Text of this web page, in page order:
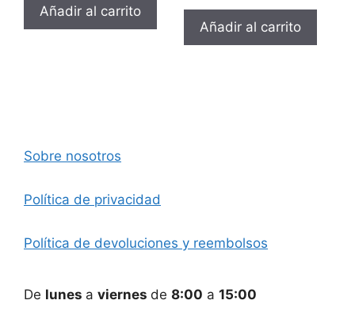
Añadir al carrito
Añadir al carrito
Sobre nosotros
Política de privacidad
Política de devoluciones y reembolsos
De lunes a viernes de 8:00 a 15:00